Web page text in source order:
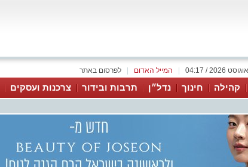
לפרסום באתר המייל האדום
קהילה חינוך נדל״ן תרבות ובידור צרכנות ועסקים
נווה וחולץ בשלום